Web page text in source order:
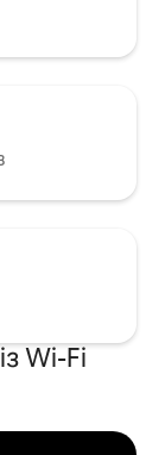
Wi-Fi